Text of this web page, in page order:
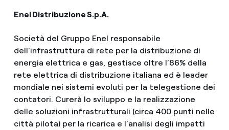
Enel Distribuzione S.p.A.
Società del Gruppo Enel responsabile
dell’infrastruttura di rete per la distribuzione di
energia elettrica e gas, gestisce oltre l’86% della
rete elettrica di distribuzione italiana ed è leader
mondiale nei sistemi evoluti per la telegestione dei
contatori. Curerà lo sviluppo e la realizzazione
delle soluzioni infrastrutturali (circa 400 punti nelle
città pilota) per la ricarica e l’analisi degli impatti